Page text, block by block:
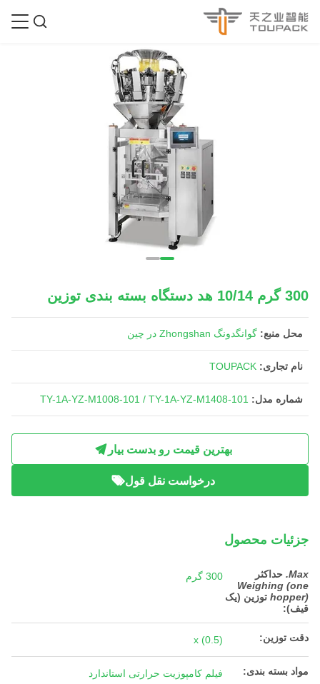
300 گرم 10/14 هد دستگاه بسته بندی توزین
محل منبع: گوانگدونگ Zhongshan در چین
نام تجاری: TOUPACK
شماره مدل: TY-1A-YZ-M1008-101 / TY-1A-YZ-M1408-101
بهترین قیمت رو بدست بیار
درخواست نقل قول
جزئیات محصول
Max. حداکثر
Weighing (one
hopper) توزین (یک
قیف):
300 گرم
دقت توزین: x (0.5)
مواد بسته بندی: فیلم کامپوزیت حرارتی استاندارد